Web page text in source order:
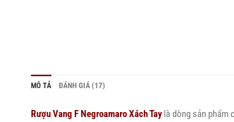
MÔ TẢ ĐÁNH GIÁ (17)
Rượu Vang F Negroamaro Xách Taylà dòng sản phẩm